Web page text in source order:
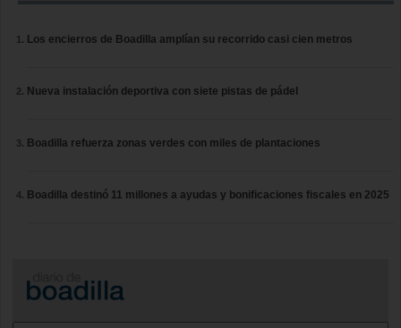
Los encierros de Boadilla amplían su recorrido casi cien metros
Nueva instalación deportiva con siete pistas de pádel
Boadilla refuerza zonas verdes con miles de plantaciones
Boadilla destinó 11 millones a ayudas y bonificaciones fiscales en 2025